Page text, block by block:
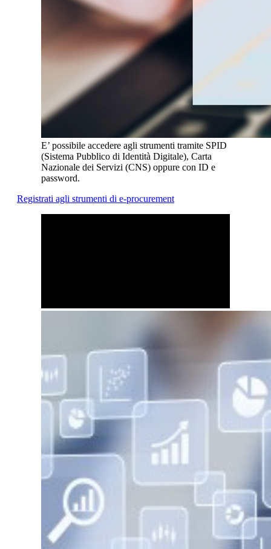
E’ possibile accedere agli strumenti tramite SPID
(Sistema Pubblico di Identità Digitale), Carta
Nazionale dei Servizi (CNS) oppure con ID e
password.
Registrati agli strumenti di e-procurement